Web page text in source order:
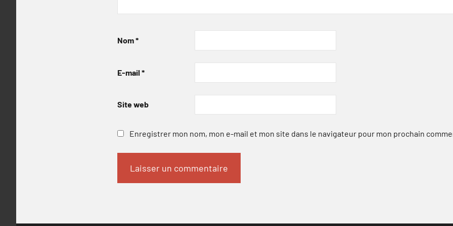
Nom*
E-mail *
Site web
Enregistrer mon nom, mon e-mail et mon site dans le navigateur pour mon prochain